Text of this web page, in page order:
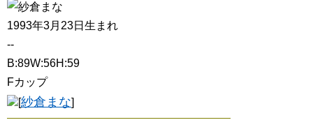
紗倉まな
1993年3月23日生まれ
--
B:89W:56H:59
Fカップ
[紗倉まな]